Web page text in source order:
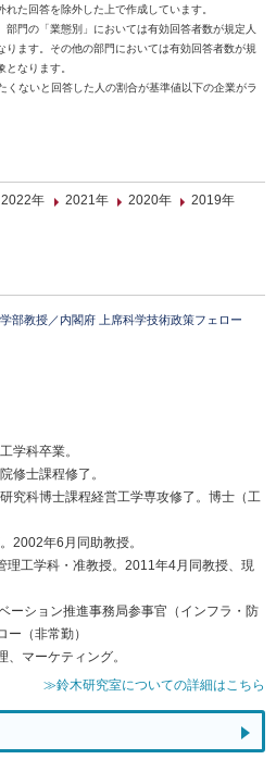
た回答を除外した上で作成しています。
門の「業態別」においては有効回答者数が規定人
ます。その他の部門においては有効回答者数が規
なります。
ないと回答した人の割合が基準値以下の企業がラ
2022年 2021年 2020年
2019年
部教授／内閣府 上席科学技術政策フェロー
学科卒業。
修士課程修了。
究科博士課程経営工学専攻修了。博士（工
2002年6月同助教授。
工学科・准教授。2011年4月同教授、現
ーション推進事務局参事官（インフラ・防
（非常勤）
マーケティング。
≫鈴木研究室についての詳細はこちら